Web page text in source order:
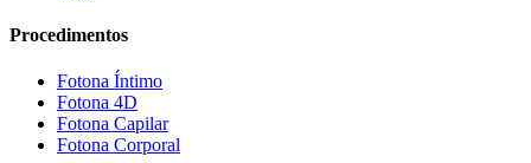
Procedimentos
Fotona Íntimo
Fotona 4D
Fotona Capilar
Fotona Corporal